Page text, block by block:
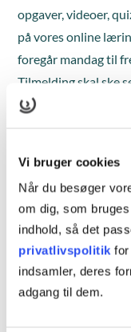
Vi bruger cookies
Når du besøger
om dig, som
indhold, så det
privatlivspolitik
indsamler, deres
adgang til dem.
opgaver, videoer,
på vores online
foregår mandag til
Tilmelding skal ske
Læs mere
Hvad er blended
Blended learning er
fremmøde og
online.
Læs mere